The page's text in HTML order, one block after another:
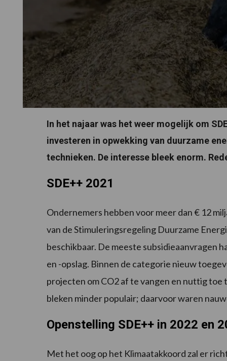
In het najaar was het weer mogelijk om
investeren in opwekking van duurzame
technieken. De interesse bleek enorm.
SDE++ 2021
Ondernemers hebben voor meer dan € 12
van de Stimuleringsregeling Duurzame
beschikbaar. De meeste subsidieaanvragen
en -opslag. Binnen de categorie nieuw
projecten om CO2 af te vangen en nuttig
bleken minder populair; daarvoor waren
Openstelling SDE++ in 2022 en
Met het oog op het Klimaatakkoord zal er